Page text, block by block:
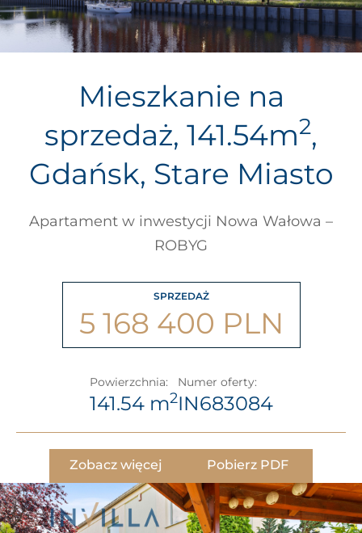
Mieszkanie na
sprzedaż, 141.54m2,
Gdańsk, Stare Miasto
Apartament w inwestycji Nowa Wałowa –
ROBYG
SPRZEDAŻ
5 168 400 PLN
Powierzchnia:
141.54 m2
Numer oferty:
IN683084
Zobacz więcej Pobierz PDF